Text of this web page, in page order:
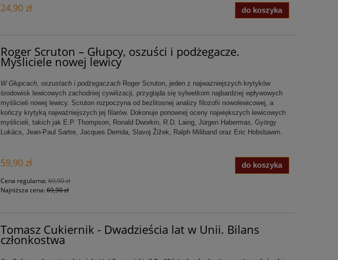
24,90 zł do koszyka
Roger Scruton – Głupcy, oszuści i podżegacze.
Myśliciele nowej lewicy
W Głupcach, oszustach i podżegaczachRoger Scruton, jeden z najważniejszych krytyków
środowisk lewicowych zachodniej cywilizacji, przygląda się sylwetkom najbardziej wpływowych
myślicieli nowej lewicy. Scruton rozpoczyna od bezlitosnej analizy filozofii nowolewicowej, a
kończy krytyką najważniejszych jej filarów. Dokonuje ponownej oceny największych lewicowych
myślicieli, takich jak E.P. Thompson, Ronald Dworkin, R.D. Laing, Jürgen Habermas, György
Lukács, Jean-Paul Sartre, Jacques Derrida, Slavoj Žižek, Ralph Miliband oraz Eric Hobsbawm.
59,90 zł
Cena regularna: 69,90 zł
Najniższa cena:69,90 zł
do koszyka
Tomasz Cukiernik - Dwadzieścia lat w Unii. Bilans
członkostwa